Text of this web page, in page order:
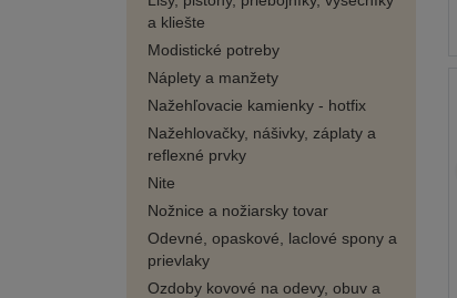
a kliešte
Modistické potreby
Náplety a manžety
Nažehľovacie kamienky - hotfix
Nažehlovačky, nášivky, záplaty a
reflexné prvky
Nite
Nožnice a nožiarsky tovar
Odevné, opaskové, laclové spony a
prievlaky
Ozdoby kovové na odevy, obuv a